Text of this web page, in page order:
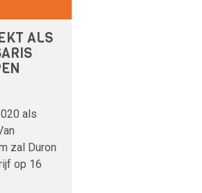
ALS
als
zal Duron
op 16